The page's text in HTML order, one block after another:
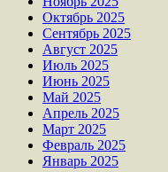
Октябрь 2025
Сентябрь 2025
Август 2025
Июль 2025
Июнь 2025
Май 2025
Апрель 2025
Март 2025
Февраль 2025
Январь 2025